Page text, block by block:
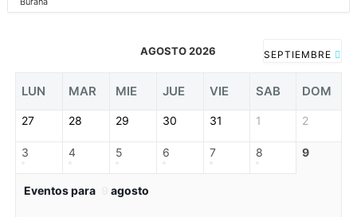
AGOSTO 2026 SEPTIEMBRE
LUN MAR MIE JUE VIE SAB DOM
27 28 29 30 31 1 2
3 4 5 6 7 8 9
Eventos para agosto